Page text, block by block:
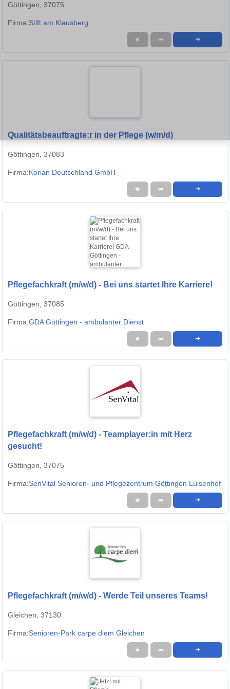
Göttingen, 37075
Firma:Stift am Klausberg
★ ➦ ➜
Qualitätsbeauftragte:r in der Pflege (w/m/d)
Göttingen, 37083
Firma:Korian Deutschland GmbH
★ ➦ ➜
Pflegefachkraft (m/w/d) - Bei uns startet Ihre Karriere!
Göttingen, 37085
Firma:GDA Göttingen - ambulanter Dienst
★ ➦ ➜
Pflegefachkraft (m/w/d) - Teamplayer:in mit Herz
gesucht!
Göttingen, 37075
Firma:SenVital Senioren- und Pflegezentrum Göttingen Luisenhof
★ ➦ ➜
Pflegefachkraft (m/w/d) - Werde Teil unseres Teams!
Gleichen, 37130
Firma:Senioren-Park carpe diem Gleichen
★ ➦ ➜